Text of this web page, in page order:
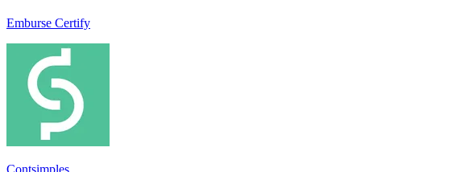
Emburse Certify
Contsimples